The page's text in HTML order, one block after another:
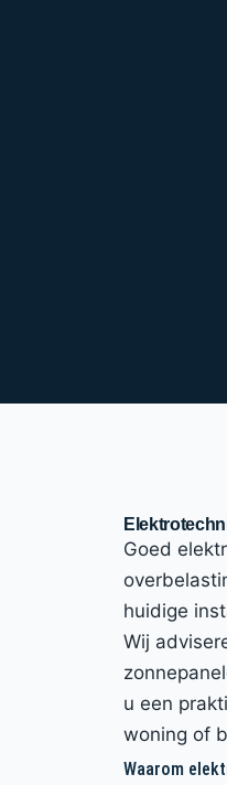
Goed
huidige
Wij
u een
woning of
Waarom